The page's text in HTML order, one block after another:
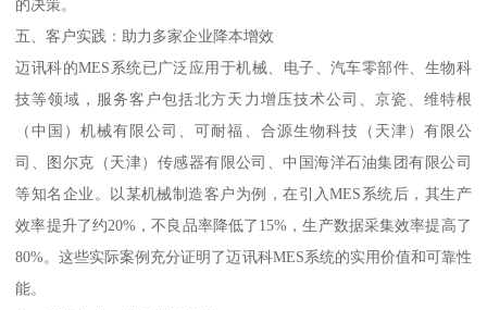
的决策。
五、客户实践：助力多家企业降本增效
迈讯科的MES系统已广泛应用于机械、电子、汽车零部件、生物科
技等领域，服务客户包括北方天力增压技术公司、京瓷、维特根
（中国）机械有限公司、可耐福、合源生物科技（天津）有限公
司、图尔克（天津）传感器有限公司、中国海洋石油集团有限公司
等知名企业。以某机械制造客户为例，在引入MES系统后，其生产
效率提升了约20%，不良品率降低了15%，生产数据采集效率提高了
80%。这些实际案例充分证明了迈讯科MES系统的实用价值和可靠性
能。